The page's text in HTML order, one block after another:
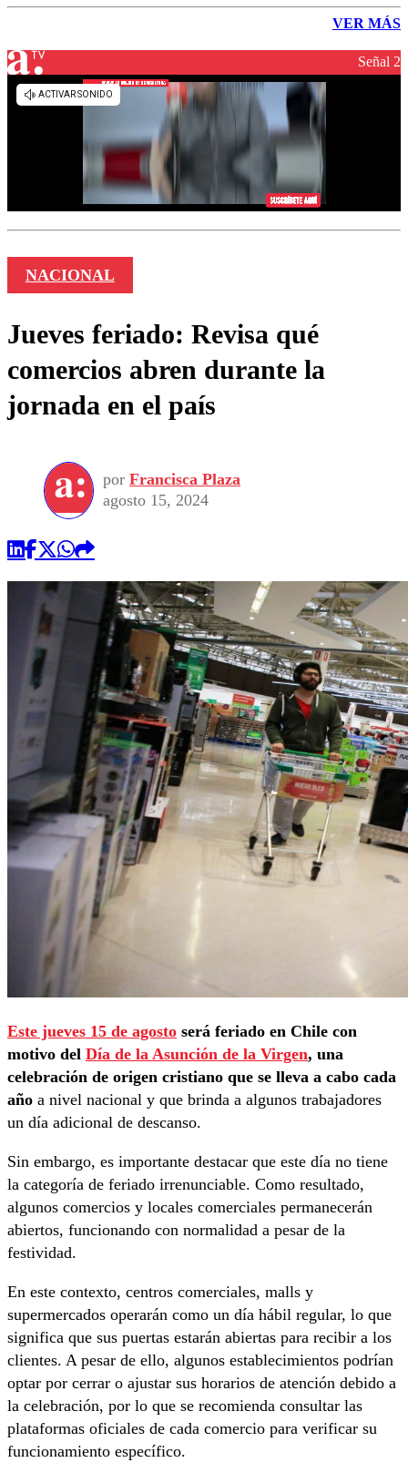
VER MÁS
Señal 2
NACIONAL
Jueves feriado: Revisa qué
comercios abren durante la
jornada en el país
por Francisca Plaza
agosto 15, 2024
Este jueves 15 de agosto será feriado en Chile con
motivo del Día de la Asunción de la Virgen, una
celebración de origen cristiano que se lleva a cabo cada
año a nivel nacional y que brinda a algunos trabajadores
un día adicional de descanso.
Sin embargo, es importante destacar que este día no tiene
la categoría de feriado irrenunciable. Como resultado,
algunos comercios y locales comerciales permanecerán
abiertos, funcionando con normalidad a pesar de la
festividad.
En este contexto, centros comerciales, malls y
supermercados operarán como un día hábil regular, lo que
significa que sus puertas estarán abiertas para recibir a los
clientes. A pesar de ello, algunos establecimientos podrían
optar por cerrar o ajustar sus horarios de atención debido a
la celebración, por lo que se recomienda consultar las
plataformas oficiales de cada comercio para verificar su
funcionamiento específico.